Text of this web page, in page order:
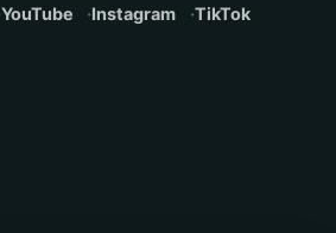
YouTube Instagram TikTok